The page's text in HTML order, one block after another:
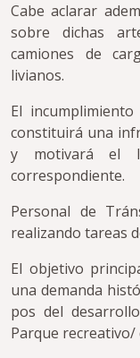
Cabe aclarar
sobre dichas
camiones de
livianos.
El
constituirá una
y motivará el
correspondiente.
Personal de
realizando tareas
El objetivo
una demanda
pos del
Parque